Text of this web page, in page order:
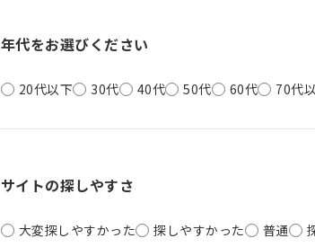
年代をお選びください
20代以下 30代 40代 50代 60代 70代
サイトの探しやすさ
大変探しやすかった 探しやすかった 普通